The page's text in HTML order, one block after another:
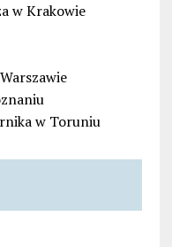
w Krakowie
w Toruniu